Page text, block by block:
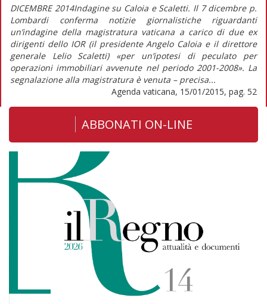
DICEMBRE 2014Indagine su Caloia e Scaletti. Il 7 dicembre p.
Lombardi conferma notizie giornalistiche riguardanti
un’indagine della magistratura vaticana a carico di due ex
dirigenti dello IOR (il presidente Angelo Caloia e il direttore
generale Lelio Scaletti) «per un’ipotesi di peculato per
operazioni immobiliari avvenute nel periodo 2001-2008». La
segnalazione alla magistratura è venuta – precisa...
Agenda vaticana, 15/01/2015, pag. 52
ABBONATI ON-LINE